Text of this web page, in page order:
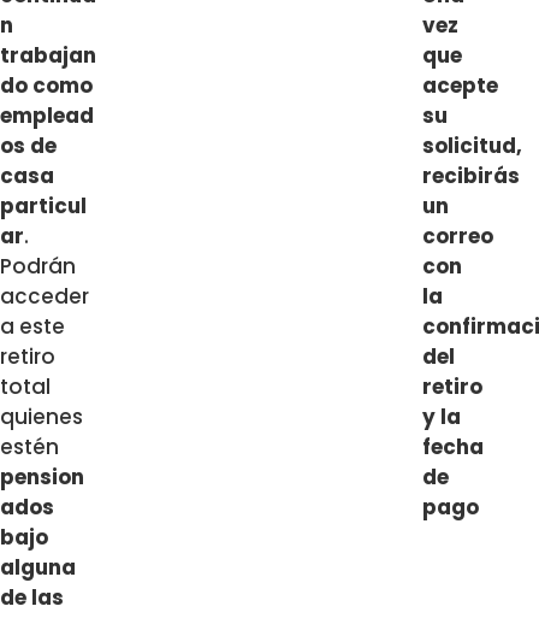
n
trabajan
do como
emplead
os de
casa
particul
ar.
Podrán
acceder
a este
retiro
total
quienes
estén
pension
ados
bajo
alguna
de las
vez
que
acepte
su
solicitud,
recibirás
un
correo
con
la
del
retiro
y la
fecha
de
pago